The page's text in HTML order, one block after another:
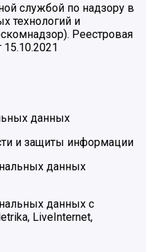
службой по надзору в
технологий и
Реестровая
данных
и защиты информации
данных
данных с
LiveInternet,